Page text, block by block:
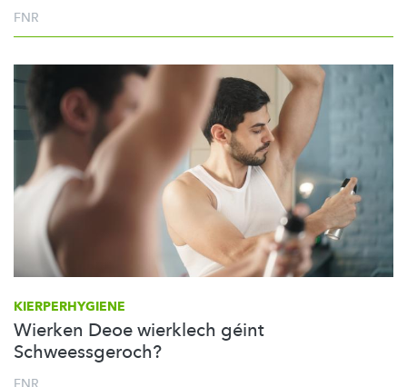
FNR
KIERPERHYGIENE
Wierken Deoe wierklech géint
Schweessgeroch?